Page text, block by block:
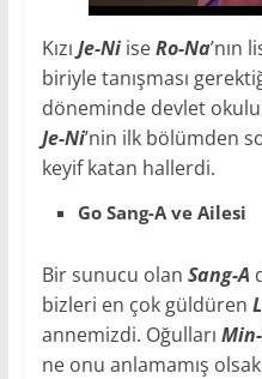
Kızı Je-NiiseRo-Na’nın
biriyle tanışması
döneminde devlet
Je-Ni’nin ilk bölümden
keyif katan hallerdi.
Go Sang-A ve Ailesi
Bir sunucu olan Sang-A
bizleri en çok güldüren
annemizdi. Oğulları
ne onu anlamamış